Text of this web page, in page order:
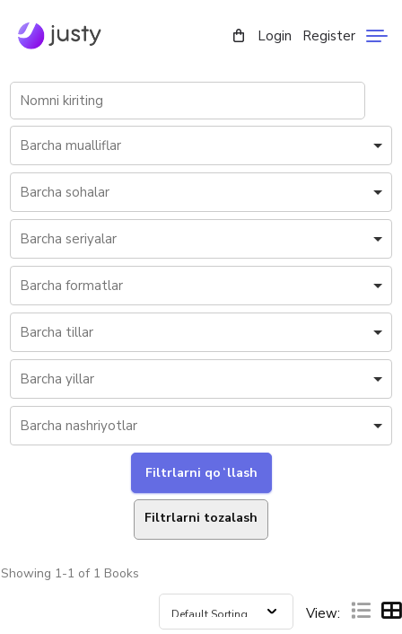
Login Register
Filtrlarni tozalash
Showing 1-1 of 1 Books
View: